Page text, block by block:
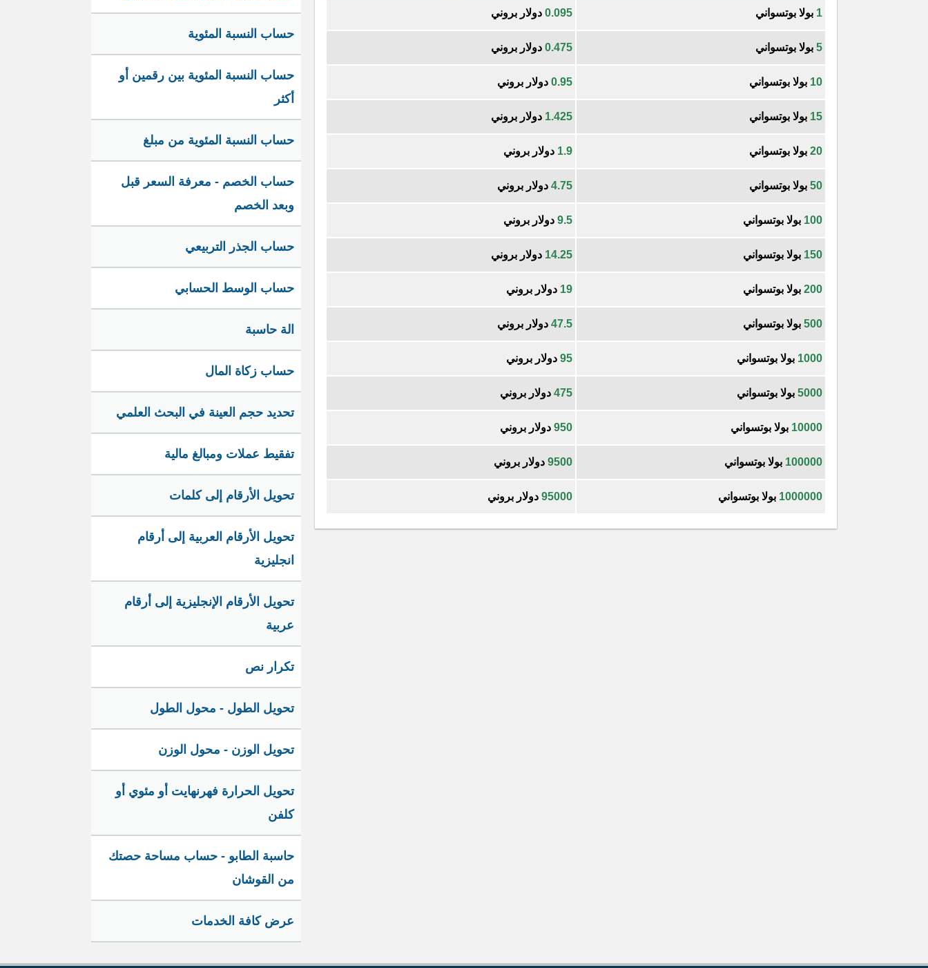
1 بولا بوتسواني 0.095 دولار بروني
5 بولا بوتسواني 0.475 دولار بروني
10 بولا بوتسواني 0.95 دولار بروني
15 بولا بوتسواني 1.425 دولار بروني
20 بولا بوتسواني 1.9 دولار بروني
50 بولا بوتسواني 4.75 دولار بروني
100 بولا بوتسواني 9.5 دولار بروني
150 بولا بوتسواني 14.25 دولار بروني
200 بولا بوتسواني 19 دولار بروني
500 بولا بوتسواني 47.5 دولار بروني
1000 بولا بوتسواني 95 دولار بروني
5000 بولا بوتسواني 475 دولار بروني
10000 بولا بوتسواني 950 دولار بروني
100000 بولا بوتسواني 9500 دولار بروني
1000000 بولا بوتسواني 95000 دولار بروني
حساب النسبة المئوية
حساب النسبة المئوية بين رقمين أو
أكثر
حساب النسبة المئوية من مبلغ
حساب الخصم - معرفة السعر قبل
وبعد الخصم
حساب الجذر التربيعي
حساب الوسط الحسابي
الة حاسبة
حساب زكاة المال
تحديد حجم العينة في البحث العلمي
تفقيط عملات ومبالغ مالية
تحويل الأرقام إلى كلمات
تحويل الأرقام العربية إلى أرقام
انجليزية
تحويل الأرقام الإنجليزية إلى أرقام
عربية
تكرار نص
تحويل الطول - محول الطول
تحويل الوزن - محول الوزن
تحويل الحرارة فهرنهايت أو مئوي أو
كلفن
حاسبة الطابو - حساب مساحة حصتك
من القوشان
عرض كافة الخدمات